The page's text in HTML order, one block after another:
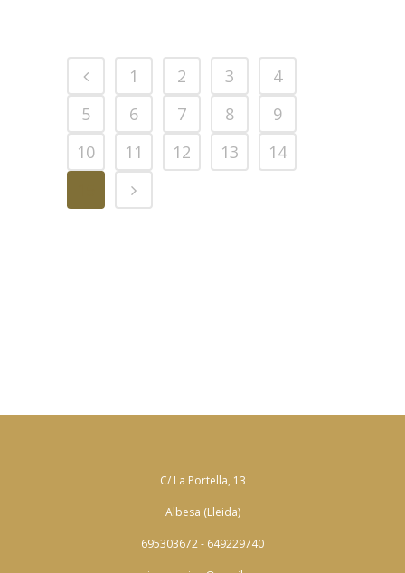
1 2 3
4
5
6 7 8
9
10
11 12 13
14
C/ La Portella, 13
Albesa (Lleida)
695303672 - 649229740